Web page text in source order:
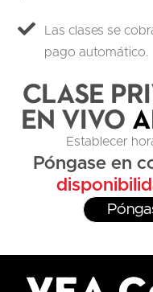
Las clases se
pago automático.
Clase
en vivo
Establecer
Póngase en